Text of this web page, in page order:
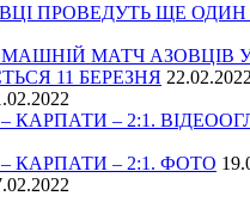
ПРОВЕДУТЬ ЩЕ
МАТЧ АЗОВЦІВ
11 БЕРЕЗНЯ 22.02.2022
КАРПАТИ – 2:1.
КАРПАТИ – 2:1. ФОТО